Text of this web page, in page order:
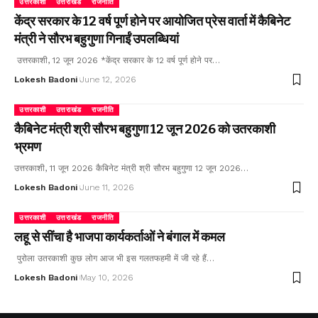
उत्तरकाशी उत्तराखंड राजनीति
केंद्र सरकार के 12 वर्ष पूर्ण होने पर आयोजित प्रेस वार्ता में कैबिनेट
मंत्री ने सौरभ बहुगुणा गिनाईं उपलब्धियां
उत्तरकाशी, 12 जून 2026 *केंद्र सरकार के 12 वर्ष पूर्ण होने पर…
Lokesh Badoni June 12, 2026
उत्तरकाशी उत्तराखंड राजनीति
कैबिनेट मंत्री श्री सौरभ बहुगुणा 12 जून 2026 को उतरकाशी
भ्रमण
उत्तरकाशी, 11 जून 2026 कैबिनेट मंत्री श्री सौरभ बहुगुणा 12 जून 2026…
Lokesh Badoni June 11, 2026
उत्तरकाशी उत्तराखंड राजनीति
लहू से सींचा है भाजपा कार्यकर्ताओं ने बंगाल में कमल
पुरोला उतरकाशी कुछ लोग आज भी इस गलतफहमी में जी रहे हैं…
Lokesh Badoni May 10, 2026